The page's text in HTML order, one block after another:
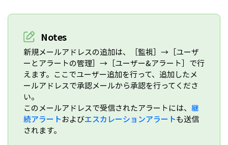
Notes
新規メールアドレスの追加は、［監視］→［ユーザ
ーとアラートの管理］→［ユーザー&アラート］で行
えます。ここでユーザー追加を行って、追加したメ
ールアドレスで承認メールから承認を行ってくださ
い。
このメールアドレスで受信されたアラートには、 継
続アラートおよびエスカレーションアラートも送信
されます。